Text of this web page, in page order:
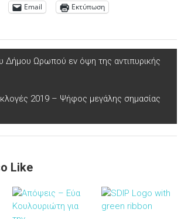
Email Εκτύπωση
Δήμου Ωρωπού εν όψη της αντιπυρικής
2019 – Ψήφος μεγάλης σημασίας
Like